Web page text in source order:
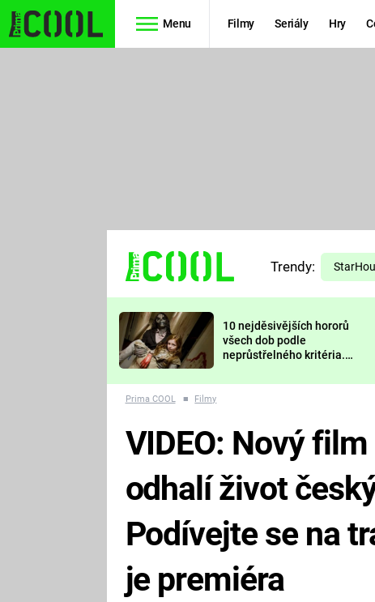
Menu Filmy Seriály Hry
TŘESKU
FUTURAMA
PREDÁTOR
Trendy:
10 nejděsivějších hororů
všech dob podle
neprůstřelného kritéria.
nejvíc zvednou tep?
Prima COOL ■ Filmy
VIDEO: Nový
odhalí život
Podívejte se na
je premiéra